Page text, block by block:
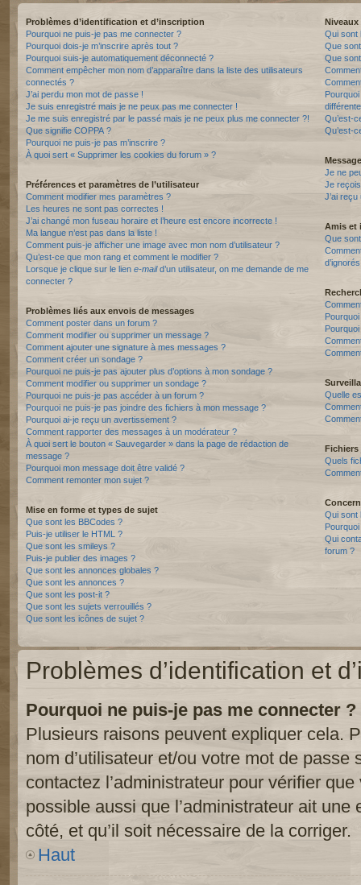
Problèmes d’identification et d’inscription
Pourquoi ne puis-je pas me connecter ?
Pourquoi dois-je m’inscrire après tout ?
Pourquoi suis-je automatiquement déconnecté ?
Comment empêcher mon nom d’apparaître dans la liste des utilisateurs
connectés ?
J’ai perdu mon mot de passe !
Je suis enregistré mais je ne peux pas me connecter !
Je me suis enregistré par le passé mais je ne peux plus me connecter ?!
Que signifie COPPA ?
Pourquoi ne puis-je pas m’inscrire ?
À quoi sert « Supprimer les cookies du forum » ?
Préférences et paramètres de l’utilisateur
Comment modifier mes paramètres ?
Les heures ne sont pas correctes !
J’ai changé mon fuseau horaire et l’heure est encore incorrecte !
Ma langue n’est pas dans la liste !
Comment puis-je afficher une image avec mon nom d’utilisateur ?
Qu’est-ce que mon rang et comment le modifier ?
Lorsque je clique sur le lien e-maild’un utilisateur, on me demande de me
connecter ?
Problèmes liés aux envois de messages
Comment poster dans un forum ?
Comment modifier ou supprimer un message ?
Comment ajouter une signature à mes messages ?
Comment créer un sondage ?
Pourquoi ne puis-je pas ajouter plus d’options à mon sondage ?
Comment modifier ou supprimer un sondage ?
Pourquoi ne puis-je pas accéder à un forum ?
Pourquoi ne puis-je pas joindre des fichiers à mon message ?
Pourquoi ai-je reçu un avertissement ?
Comment rapporter des messages à un modérateur ?
À quoi sert le bouton « Sauvegarder » dans la page de rédaction de
message ?
Pourquoi mon message doit être validé ?
Comment remonter mon sujet ?
Mise en forme et types de sujet
Que sont les BBCodes ?
Puis-je utiliser le HTML ?
Que sont les smileys ?
Puis-je publier des images ?
Que sont les annonces globales ?
Que sont les annonces ?
Que sont les post-it ?
Que sont les sujets verrouillés ?
Que sont les icônes de sujet ?
Niveaux
Qui sont
Que
Que
Qu’est-
Qu’est-
Je ne
Je
J’ai
Amis et
Que
Quelle
Quels
Qui sont
Qui
forum ?
Problèmes d’identification et
Pourquoi ne puis-je pas me connecter ?
Plusieurs raisons peuvent expliquer cela.
nom d’utilisateur et/ou votre mot de passe
contactez l’administrateur pour vérifier
possible aussi que l’administrateur ait
côté, et qu’il soit nécessaire de la corriger.
Haut